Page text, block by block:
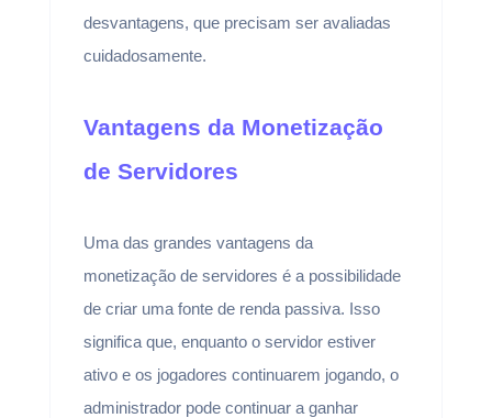
desvantagens, que precisam ser avaliadas
cuidadosamente.
Vantagens da Monetização
de Servidores
Uma das grandes vantagens da
monetização de servidores é a possibilidade
de criar uma fonte de renda passiva. Isso
significa que, enquanto o servidor estiver
ativo e os jogadores continuarem jogando, o
administrador pode continuar a ganhar